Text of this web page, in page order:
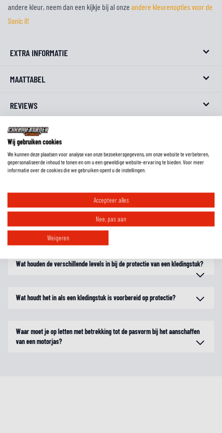
andere kleur, neem dan een kijkje bij al onze andere kleurenopties voor de
Sonic II!
EXTRA INFORMATIE
MAATTABEL
REVIEWS
FAQ
Wat is het voordeel van een jas met een gelamineerd waterdicht
Wat is het voordeel van een jas met uitneembare thermovoering en een
uitneembaar waterdicht membraan?
Wat houden de verschillende levels in bij de protectie van een kledingstuk?
Wat houdt het in als een kledingstuk is voorbereid op protectie?
Waar moet je op letten met betrekking tot de pasvorm bij het aanschaffen
van een motorjas?
Wij gebruiken cookies
We kunnen deze plaatsen voor analyse van onze bezoekersgegevens, om onze website te verbeteren,
gepersonaliseerde inhoud te tonen en om u een geweldige website-ervaring te bieden. Voor meer
informatie over de cookies die we gebruiken opent u de instellingen.
Accepteer alles
Nee, pas aan
Weigeren